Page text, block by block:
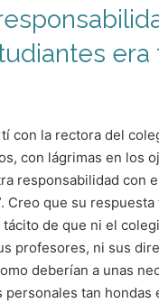
era
con la rectora del
con lágrimas en los
responsabilidad con
Creo que su respuesta
de que ni el
profesores, ni sus
deberían a unas
personales tan hondas